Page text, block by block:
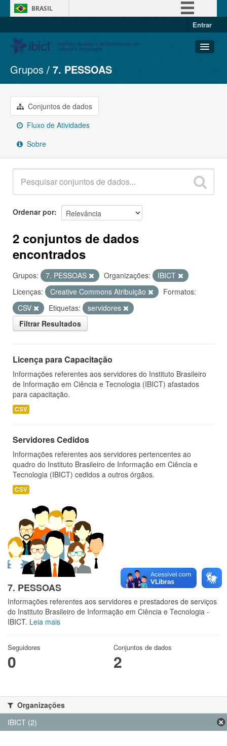
BRASIL
Entrar
Conjuntos de dados
Organizações
Grupos
Sobre
Grupos 7. PESSOAS
Conjuntos de dados
Fluxo de Atividades
Sobre
Ordenar por
2 conjuntos de dados
encontrados
Grupos: 7. PESSOAS Organizações:
IBICT
Licenças:
Creative Commons Atribuição
Formatos:
CSV
Etiquetas:
servidores
Filtrar Resultados
Licença para Capacitação
Informações referentes aos servidores do Instituto Brasileiro
de Informação em Ciência e Tecnologia (IBICT) afastados
para capacitação.
CSV
Servidores Cedidos
Informações referentes aos servidores pertencentes ao
quadro do Instituto Brasileiro de Informação em Ciência e
Tecnologia (IBICT) cedidos a outros órgãos.
CSV
7. PESSOAS
Informações referentes aos servidores e prestadores de serviços
do Instituto Brasileiro de Informação em Ciência e Tecnologia -
IBICT. Leia mais
Seguidores
0
Conjuntos de dados
2
Organizações
IBICT (2)